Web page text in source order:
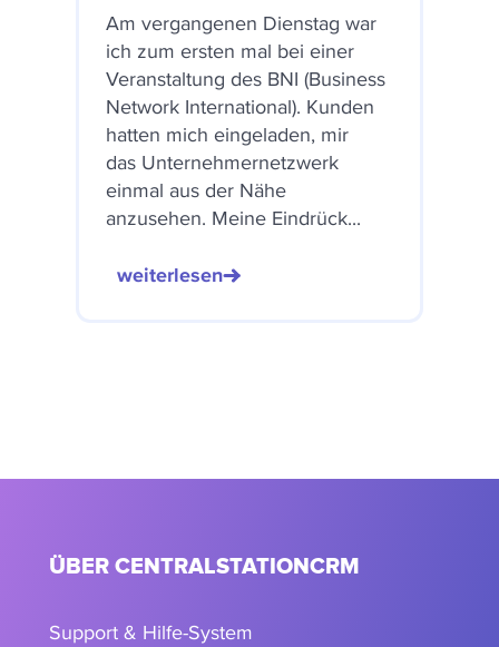
Am vergangenen Dienstag war
ich zum ersten mal bei einer
Veranstaltung des BNI (Business
Network International). Kunden
hatten mich eingeladen, mir
das Unternehmernetzwerk
einmal aus der Nähe
anzusehen. Meine Eindrück...
weiterlesen
ÜBER CENTRALSTATIONCRM
Support & Hilfe-System